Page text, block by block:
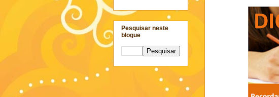
Pesquisar neste
blogue